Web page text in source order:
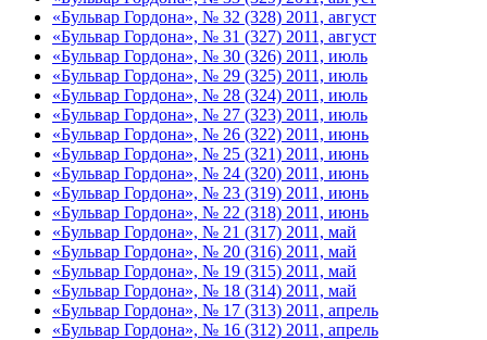
«Бульвар Гордона», № 32 (328) 2011, август
«Бульвар Гордона», № 31 (327) 2011, август
«Бульвар Гордона», № 30 (326) 2011, июль
«Бульвар Гордона», № 29 (325) 2011, июль
«Бульвар Гордона», № 28 (324) 2011, июль
«Бульвар Гордона», № 27 (323) 2011, июль
«Бульвар Гордона», № 26 (322) 2011, июнь
«Бульвар Гордона», № 25 (321) 2011, июнь
«Бульвар Гордона», № 24 (320) 2011, июнь
«Бульвар Гордона», № 23 (319) 2011, июнь
«Бульвар Гордона», № 22 (318) 2011, июнь
«Бульвар Гордона», № 21 (317) 2011, май
«Бульвар Гордона», № 20 (316) 2011, май
«Бульвар Гордона», № 19 (315) 2011, май
«Бульвар Гордона», № 18 (314) 2011, май
«Бульвар Гордона», № 17 (313) 2011, апрель
«Бульвар Гордона», № 16 (312) 2011, апрель